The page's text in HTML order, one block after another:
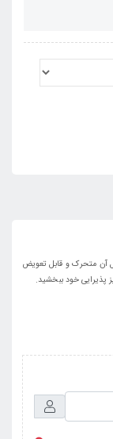
آن متحرک و قابل تعویض
پذیرایی خود ببخشید.